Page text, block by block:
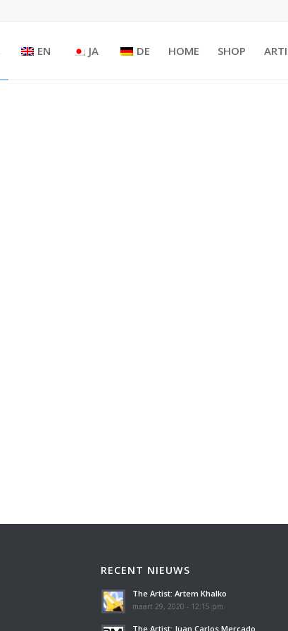
EN JA DE HOME SHOP
RECENT NIEUWS
The Artist: Artem Khalko
maart 29, 2020 - 12:15 pm
The Artist: Juan Carlos Mercado